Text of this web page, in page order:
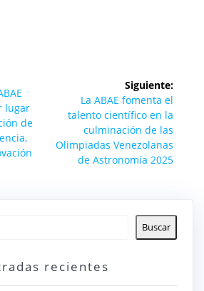
lugar
de
Siguiente:
Siguiente
entrada:
La ABAE fomenta el
talento científico en la
culminación de las
Olimpiadas Venezolanas
de Astronomía 2025
Buscar
recientes